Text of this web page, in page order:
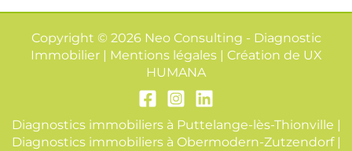
Copyright © 2026 Neo Consulting - Diagnostic
Immobilier | Mentions légales | Création de UX
HUMANA
Diagnostics immobiliers à Puttelange-lès-Thionville |
Diagnostics immobiliers à Obermodern-Zutzendorf|